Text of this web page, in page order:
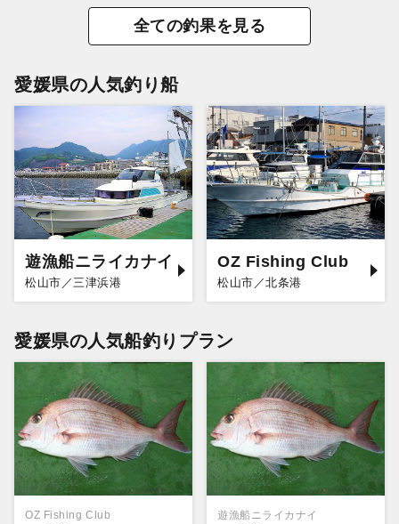
全ての釣果を見る
愛媛県の人気釣り船
遊漁船ニライカナイ
松山市／三津浜港
OZ Fishing Club
松山市／北条港
愛媛県の人気船釣りプラン
OZ Fishing Club 遊漁船ニライカナイ